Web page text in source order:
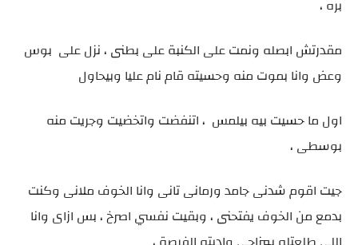
بره ،
مقدرتش ابصله ونمت على الكنبة على بطنى ، نزل على بوس
وعض وانا بموت منه وحسيته قام نام عليا وبيحاول
اول ما حسيت بيه بيلمس ، اتنفضت واتخضيت وجريت منه
بوسطى ،
جيت اقوم شدنى جامد ورمانى تانى وانا الخوف ملانى وكنت
بدمع من الخوف يفتحنى ، وبقيت نفسي اصرخ ، بس ازاى وانا